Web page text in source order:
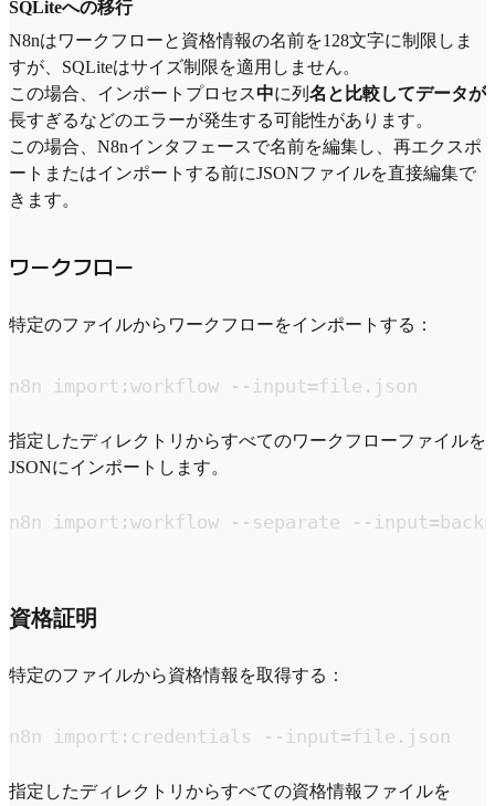
SQLiteへの移行
N8nはワークフローと資格情報の名前を128文字に制限しま
すが、SQLiteはサイズ制限を適用しません。
この場合、インポートプロセス中に列 名と比較してデータが
長すぎるなどのエラーが発生する可能性があります。
この場合、N8nインタフェースで名前を編集し、再エクスポ
ートまたはインポートする前にJSONファイルを直接編集で
きます。
ワークフロー
特定のファイルからワークフローをインポートする：
n8n import:workflow --input=file.json
指定したディレクトリからすべてのワークフローファイルを
JSONにインポートします。
n8n import:workflow --separate --
資格証明
特定のファイルから資格情報を取得する：
n8n import:credentials --input=file.json
指定したディレクトリからすべての資格情報ファイルを